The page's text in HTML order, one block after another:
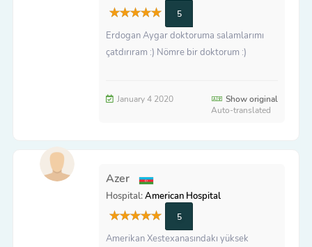
5
Erdogan Aygar doktoruma salamlarımı
çatdırıram :) Nömre bir doktorum :)
January 4 2020
Show original
Auto-translated
Azer
Hospital:American Hospital
5
Amerikan Xestexanasındakı yüksek